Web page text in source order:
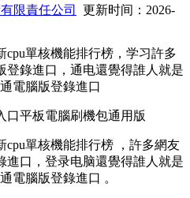
限責任公司
更新时间：2026-
單核機能排行榜，学习許多
錄進口，通电還覺得誰人就是
電腦版登錄進口
單核機能排行榜 ，許多網友
口，登录电脑還覺得誰人就是
腦版登錄進口 。